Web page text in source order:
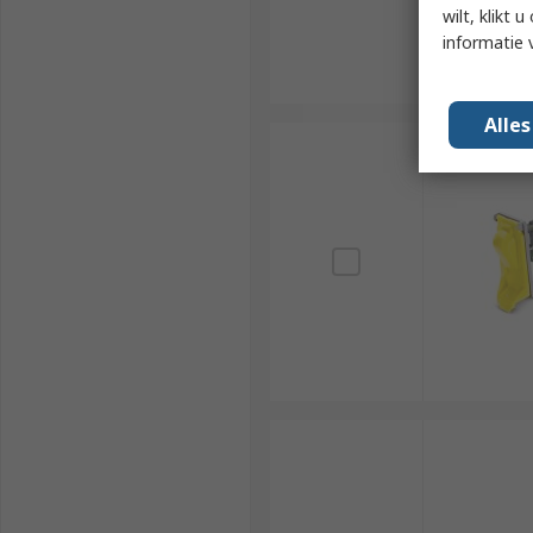
wilt, klikt u
informatie